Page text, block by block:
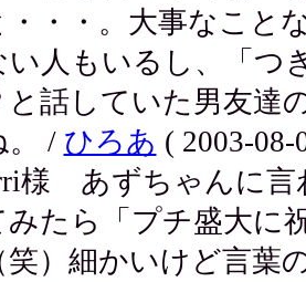
・・・。大事なこと
い人もいるし、「つ
と話していた男友達
。 / ひろあ ( 2003-08-
様 あずちゃんに言
みたら「プチ盛大に
笑）細かいけど言葉